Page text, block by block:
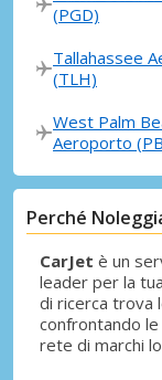
(PGD)
Tallahassee
(TLH)
West Palm
Aeroporto
Perché
CarJet è un
leader per la
di ricerca trova
confrontando
rete di marchi